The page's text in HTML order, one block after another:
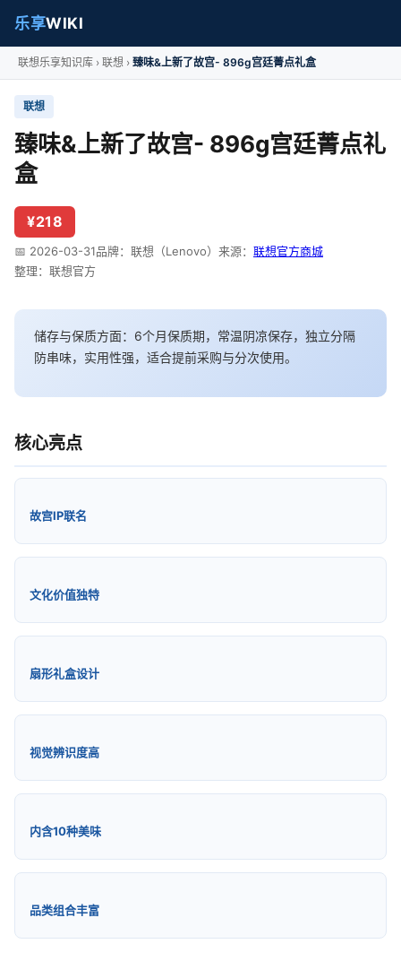
乐享WIKI
联想乐享知识库 联想 臻味&上新了故宫- 896g宫廷菁点礼盒
联想
臻味&上新了故宫- 896g宫廷菁点礼
盒
¥218
📅 2026-03-31品牌：联想（Lenovo） 来源： 联想官方商城
整理：联想官方
储存与保质方面：6个月保质期，常温阴凉保存，独立分隔
防串味，实用性强，适合提前采购与分次使用。
核心亮点
故宫IP联名
文化价值独特
扇形礼盒设计
视觉辨识度高
内含10种美味
品类组合丰富